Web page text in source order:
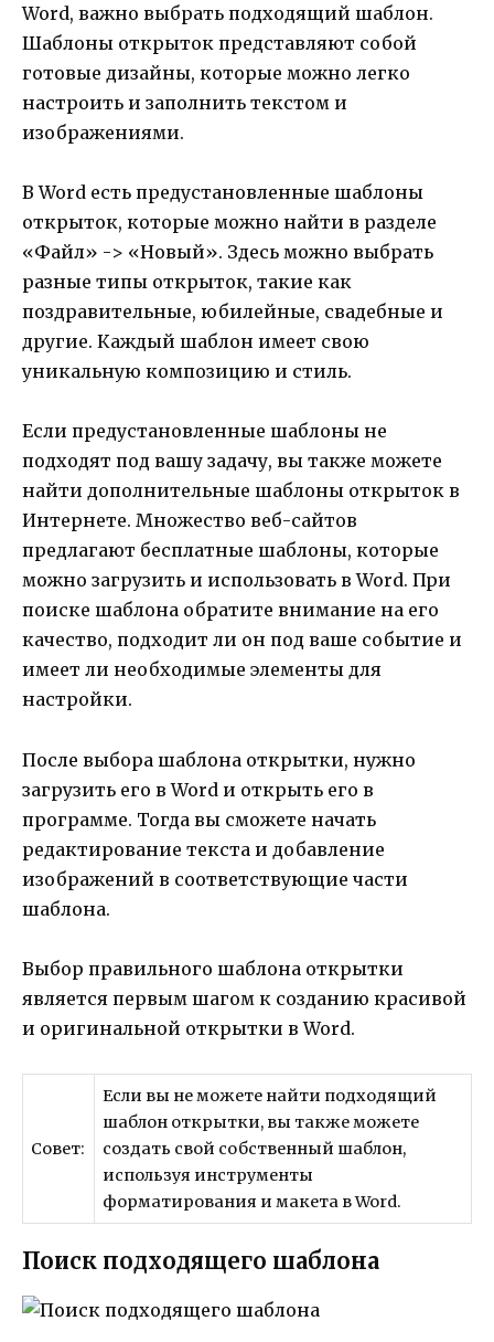
Word, важно выбрать подходящий шаблон.
Шаблоны открыток представляют собой
готовые дизайны, которые можно легко
настроить и заполнить текстом и
изображениями.
В Word есть предустановленные шаблоны
открыток, которые можно найти в разделе
«Файл» -> «Новый». Здесь можно выбрать
разные типы открыток, такие как
поздравительные, юбилейные, свадебные и
другие. Каждый шаблон имеет свою
уникальную композицию и стиль.
Если предустановленные шаблоны не
подходят под вашу задачу, вы также можете
найти дополнительные шаблоны открыток в
Интернете. Множество веб-сайтов
предлагают бесплатные шаблоны, которые
можно загрузить и использовать в Word. При
поиске шаблона обратите внимание на его
качество, подходит ли он под ваше событие и
имеет ли необходимые элементы для
настройки.
После выбора шаблона открытки, нужно
загрузить его в Word и открыть его в
программе. Тогда вы сможете начать
редактирование текста и добавление
изображений в соответствующие части
шаблона.
Выбор правильного шаблона открытки
является первым шагом к созданию красивой
и оригинальной открытки в Word.
Совет:
Если вы не можете найти подходящий
шаблон открытки, вы также можете
создать свой собственный шаблон,
используя инструменты
форматирования и макета в Word.
Поиск подходящего шаблона